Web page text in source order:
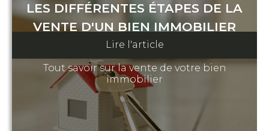
LES DIFFÉRENTES ÉTAPES DE LA
VENTE D'UN BIEN IMMOBILIER
21 mai 2023
Tout savoir sur la vente de votre bien
immobilier
Lire l'article